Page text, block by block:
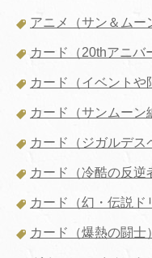
アニメ（サン＆ムー
カード（20thアニバ
カード（イベントや
カード（サンムーン
カード（ジガルデス
カード（冷酷の反逆
カード（幻・伝説ド
カード（爆熱の闘士）